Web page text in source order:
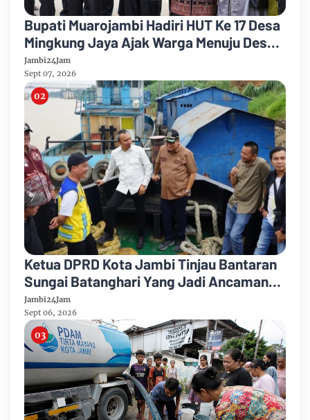
Bupati Muarojambi Hadiri HUT Ke 17 Desa
Mingkung Jaya Ajak Warga Menuju Desa
Mandiri 2026
Jambi24Jam
Sept 07, 2026
Ketua DPRD Kota Jambi Tinjau Bantaran
Sungai Batanghari Yang Jadi Ancaman
Abrasi
Jambi24Jam
Sept 06, 2026